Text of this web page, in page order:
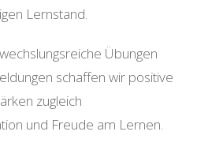
Lernstand.
Übungen
schaffen wir positive
zugleich
und Freude am Lernen.